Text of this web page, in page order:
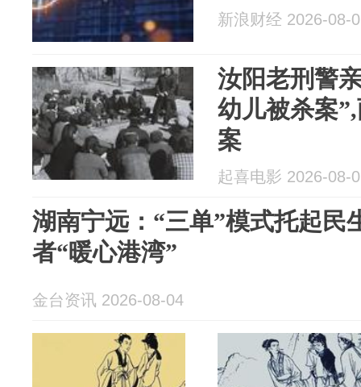
新浪财经 2026-08-
汝阳老刑警
幼儿被杀案
案
起喜电影 2026-08-
湖南宁远：“三单”模式托起民
者“暖心港湾”
金台资讯 2026-08-04